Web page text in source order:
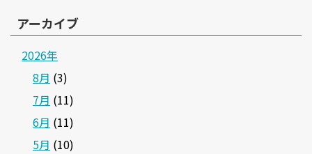
アーカイブ
2026年
8月 (3)
7月 (11)
6月 (11)
5月 (10)